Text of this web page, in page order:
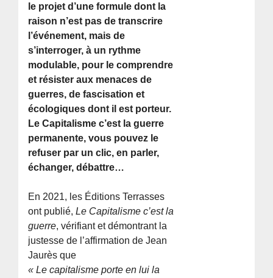
le projet d’une formule dont la
raison n’est pas de transcrire
l’événement, mais de
s’interroger, à un rythme
modulable, pour le comprendre
et résister aux menaces de
guerres, de fascisation et
écologiques dont il est porteur.
Le Capitalisme c’est la guerre
permanente, vous pouvez le
refuser par un clic, en parler,
échanger, débattre…
En 2021, les Éditions Terrasses
ont publié,Le Capitalisme c’est la
guerre, vérifiant et démontrant la
justesse de l’affirmation de Jean
Jaurès que
« Le capitalisme porte en lui la